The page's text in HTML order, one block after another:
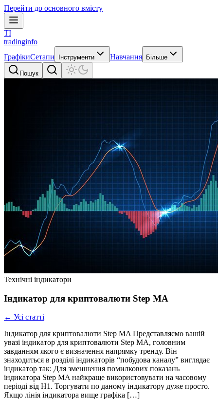
Перейти до основного вмісту
TI
tradinginfo
ГрафікиСетапи Інструменти Навчання Більше
Пошук
Технічні індикатори
Індикатор для криптовалюти Step MA
← Усі статті
Індикатор для криптовалюти Step MA Представляємо вашій
увазі індикатор для криптовалюти Step MA, головним
завданням якого є визначення напрямку тренду. Він
знаходиться в розділі індикаторів “побудова каналу” виглядає
індикатор так: Для зменшення помилкових показань
індикатора Step MA найкраще використовувати на часовому
періоді від Н1. Торгувати по даному індикатору дуже просто.
Якщо лінія індикатора вище графіка […]